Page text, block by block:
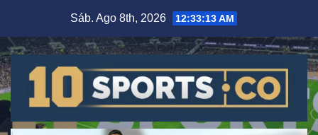
Sáb. Ago 8th, 2026 12:33:13 AM